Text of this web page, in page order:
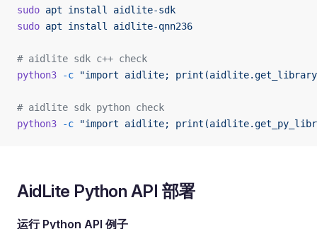
sudo apt install
aidlite-sdk
sudo apt install aidlite-qnn236
# aidlite sdk c++ check
python3 -c "import aidlite;
# aidlite sdk python check
python3 -c "import aidlite;
AidLite Python API 部署
运行 Python API 例子